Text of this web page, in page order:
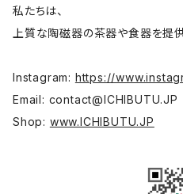
台所
内田好美
私たちは、
上質な陶磁器の茶器や食器を提
Instagram: https://
Email: contact@ICHIBUTU.JP
Shop: www.ICHIBUTU.JP